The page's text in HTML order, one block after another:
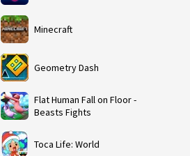
Minecraft
Geometry Dash
Flat Human Fall on Floor -
Beasts Fights
Toca Life: World